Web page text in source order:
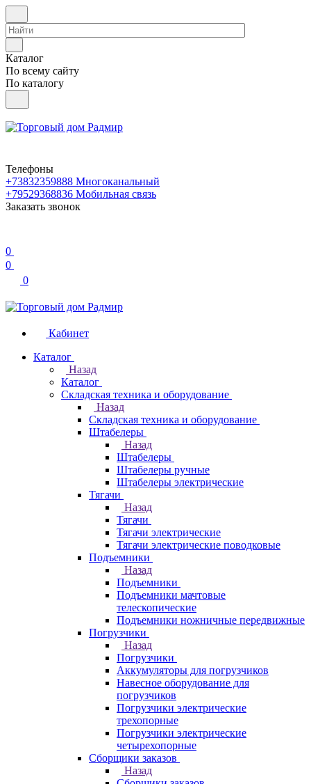
Каталог
По всему сайту
По каталогу
Телефоны
+73832359888 Многоканальный
+79529368836 Мобильная связь
Заказать звонок
0
0
0
Кабинет
Каталог
Назад
Каталог
Складская техника и оборудование
Назад
Складская техника и оборудование
Штабелеры
Назад
Штабелеры
Штабелеры ручные
Штабелеры электрические
Тягачи
Назад
Тягачи
Тягачи электрические
Тягачи электрические поводковые
Подъемники
Назад
Подъемники
Подъемники мачтовые
телескопические
Подъемники ножничные передвижные
Погрузчики
Назад
Погрузчики
Аккумуляторы для погрузчиков
Навесное оборудование для
погрузчиков
Погрузчики электрические
трехопорные
Погрузчики электрические
четырехопорные
Сборщики заказов
Назад